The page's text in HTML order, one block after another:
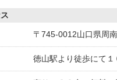
〒745-0012山口県周
徳山駅より徒歩にて１